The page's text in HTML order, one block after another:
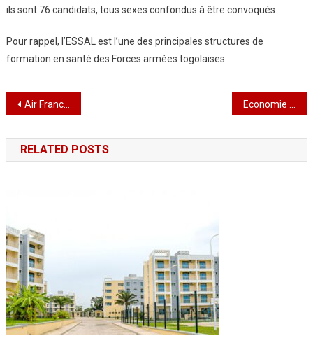
ils sont 76 candidats, tous sexes confondus à être convoqués.
Pour rappel, l’ESSAL est l’une des principales structures de
formation en santé des Forces armées togolaises
Navigation
de
l’article
Air France n’a pas pu reprendre ses vols au Burkina
RELATED POSTS